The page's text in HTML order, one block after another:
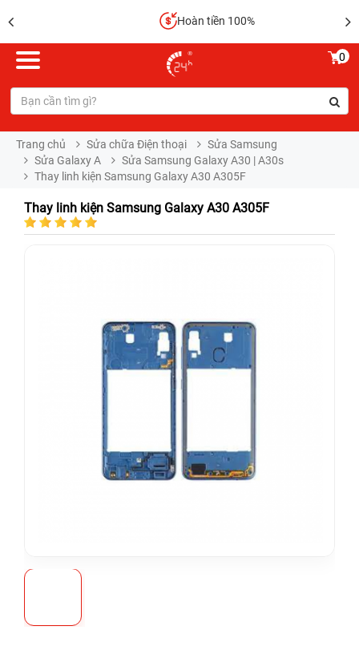
Hoàn tiền 100%
0
Trang chủ Sửa chữa Điện thoại
Sửa Samsung
Sửa Galaxy A
Sửa Samsung Galaxy A30 | A30s
Thay linh kiện Samsung Galaxy A30 A305F
Thay linh kiện Samsung Galaxy A30 A305F